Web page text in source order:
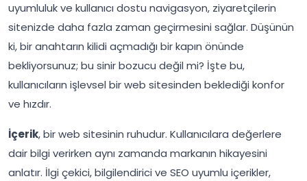
uyumluluk ve kullanıcı dostu navigasyon, ziyaretçilerin
sitenizde daha fazla zaman geçirmesini sağlar. Düşünün
ki, bir anahtarın kilidi açmadığı bir kapın önünde
bekliyorsunuz; bu sinir bozucu değil mi? İşte bu,
kullanıcıların işlevsel bir web sitesinden beklediği konfor
ve hızdır.
İçerik, bir web sitesinin ruhudur. Kullanıcılara değerlere
dair bilgi verirken aynı zamanda markanın hikayesini
anlatır. İlgi çekici, bilgilendirici ve SEO uyumlu içerikler,